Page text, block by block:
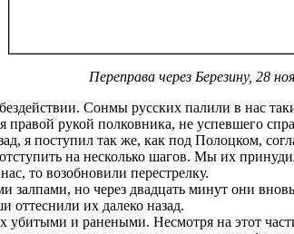
Переправа через Березину, 28
Сонмы русских палили в нас
правой рукой полковника, не успевшего
я поступил так же, как под Полоцком,
на несколько шагов. Мы их
то возобновили перестрелку.
но через двадцать минут они
оттеснили их далеко назад.
и ранеными. Несмотря на этот